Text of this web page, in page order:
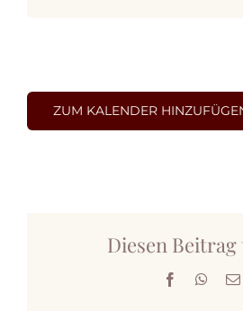
Dorfgemeinschaft-
ZUM KALENDER
Diesen
Facebook